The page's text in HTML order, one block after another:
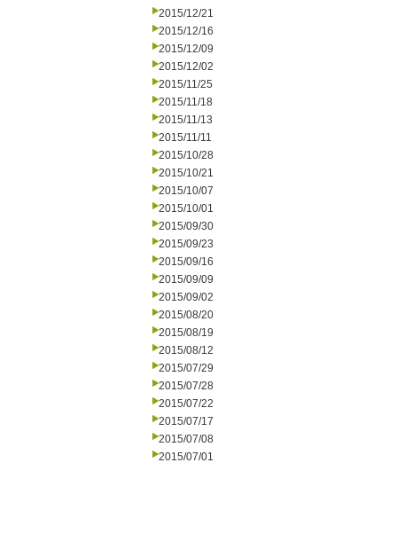
2015/12/21
2015/12/16
2015/12/09
2015/12/02
2015/11/25
2015/11/18
2015/11/13
2015/11/11
2015/10/28
2015/10/21
2015/10/07
2015/10/01
2015/09/30
2015/09/23
2015/09/16
2015/09/09
2015/09/02
2015/08/20
2015/08/19
2015/08/12
2015/07/29
2015/07/28
2015/07/22
2015/07/17
2015/07/08
2015/07/01